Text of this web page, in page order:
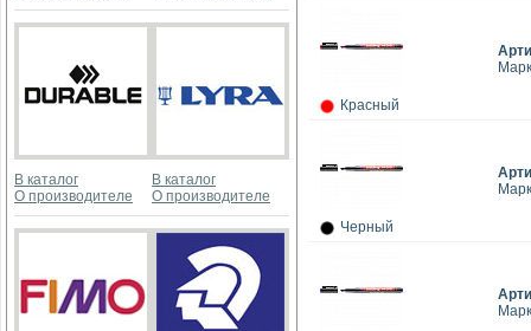
В каталог
О производителе
В каталог
О производителе
Красный
Черный